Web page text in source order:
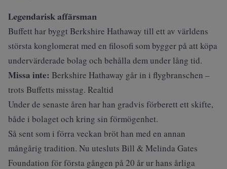
Legendarisk affärsman
Buffett har byggt Berkshire Hathaway till ett av världens
största konglomerat med en filosofi som bygger på att köpa
undervärderade bolag och behålla dem under lång tid.
Missa inte: Berkshire Hathaway går in i flygbranschen –
trots Buffetts misstag. Realtid
Under de senaste åren har han gradvis förberett ett skifte,
både i bolaget och kring sin förmögenhet.
Så sent som i förra veckan bröt han med en annan
mångårig tradition. Nu utesluts Bill & Melinda Gates
Foundation för första gången på 20 år ur hans årliga